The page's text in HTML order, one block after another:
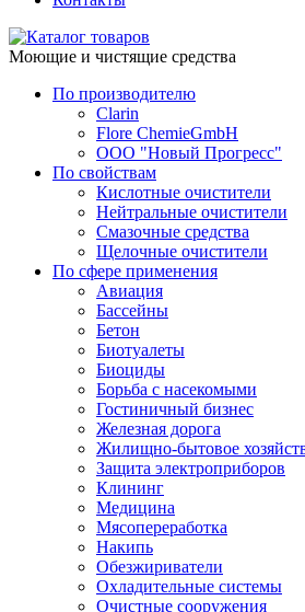
Моющие и чистящие средства
По производителю
Clarin
Flore ChemieGmbH
ООО "Новый Прогресс"
По свойствам
Кислотные очистители
Нейтральные очистители
Смазочные средства
Щелочные очистители
По сфере применения
Авиация
Бассейны
Бетон
Биотуалеты
Биоциды
Борьба с насекомыми
Гостиничный бизнес
Железная дорога
Жилищно-бытовое
Защита электроприборов
Клининг
Медицина
Мясопереработка
Накипь
Обезжириватели
Охладительные системы
Очистные сооружения